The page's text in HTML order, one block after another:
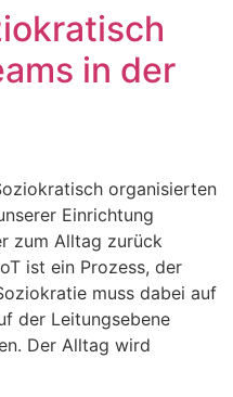
in der
organisierten
Einrichtung
zum Alltag zurück
ist ein Prozess, der
muss dabei auf
der Leitungsebene
Der Alltag wird